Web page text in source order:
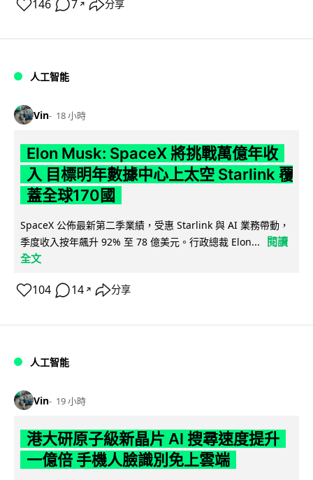
146 7 ↗ 分享
人工智能
Vin 18 小時
Elon Musk: SpaceX 將挑戰萬億年收
入 目標明年數據中心上太空 Starlink 覆
蓋全球170國
SpaceX 公佈最新第二季業績，受惠 Starlink 與 AI 業務帶動，
季度收入按年飆升 92% 至 78 億美元。行政總裁 Elon...
閱讀
全文
104 14 ↗ 分享
人工智能
Vin 19 小時
港大研原子級新晶片 AI 搜尋速度提升
一億倍 手機人臉識別免上雲端